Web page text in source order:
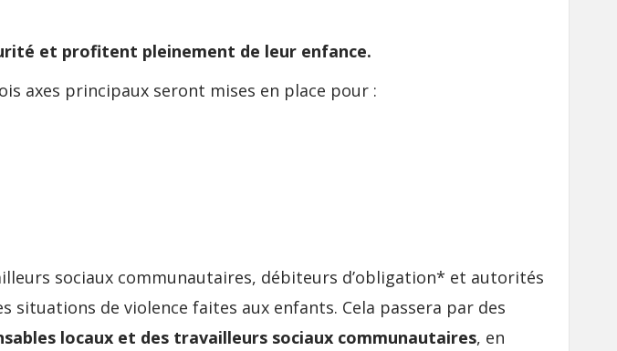
et profitent pleinement de leur enfance.
axes principaux seront mises en place pour :
sociaux communautaires, débiteurs d’obligation* et autorités
de violence faites aux enfants. Cela passera par des
locaux et des travailleurs sociaux communautaires, en